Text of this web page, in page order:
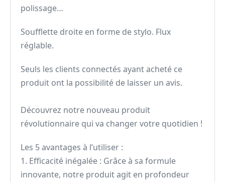
polissage…
Soufflette droite en forme de stylo. Flux
réglable.
Seuls les clients connectés ayant acheté ce
produit ont la possibilité de laisser un avis.
Découvrez notre nouveau produit
révolutionnaire qui va changer votre quotidien !
Les 5 avantages à l’utiliser :
1. Efficacité inégalée : Grâce à sa formule
innovante, notre produit agit en profondeur